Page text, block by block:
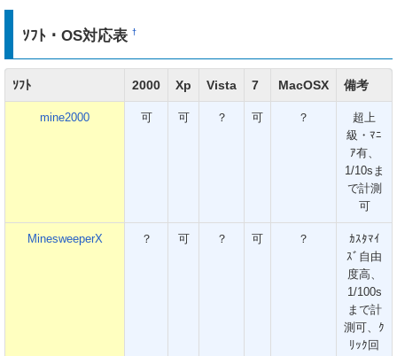
ｿﾌﾄ・OS対応表†
ｿﾌﾄ 2000 Xp Vista 7 MacOSX 備考
mine2000 可 可 ？ 可 ？
超上
級・ﾏﾆ
ｱ有、
1/10sま
で計測
可
MinesweeperX ？ 可 ？ 可 ？
ｶｽﾀﾏｲ
ｽﾞ自由
度高、
1/100s
まで計
測可、ｸ
ﾘｯｸ回